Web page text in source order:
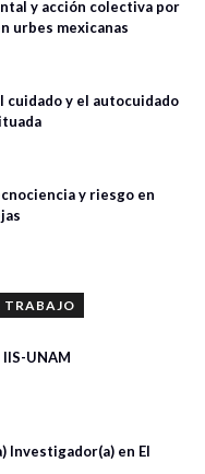
y acción colectiva por
urbes mexicanas
cuidado y el autocuidado
y riesgo en
TRABAJO
IIS-UNAM
Investigador(a) en El